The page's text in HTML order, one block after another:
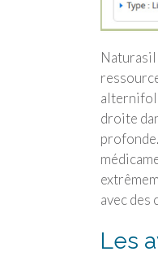
Naturasil
droite
avec des
Les